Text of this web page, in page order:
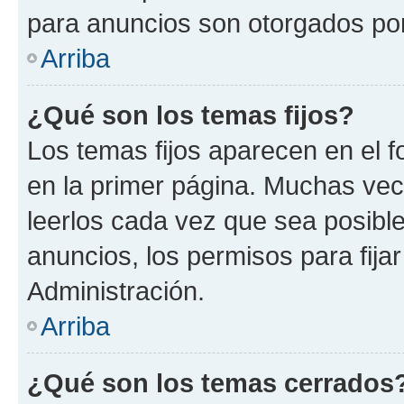
para anuncios son otorgados
Arriba
¿Qué son los temas fijos?
Los temas fijos aparecen en el
en la primer página. Muchas
leerlos cada vez que sea
anuncios, los permisos para
Administración.
Arriba
¿Qué son los temas